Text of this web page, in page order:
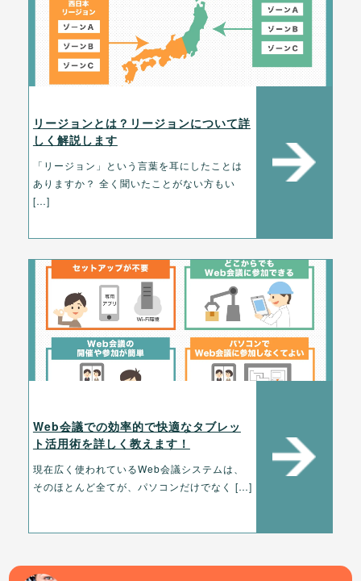
リージョンとは？リージョンについて詳
しく解説します
「リージョン」という言葉を耳にしたことは
ありますか？ 全く聞いたことがない方もい
[…]
Web会議での効率的で快適なタブレッ
ト活用術を詳しく教えます！
現在広く使われているWeb会議システムは、
そのほとんど全てが、パソコンだけでなく […]